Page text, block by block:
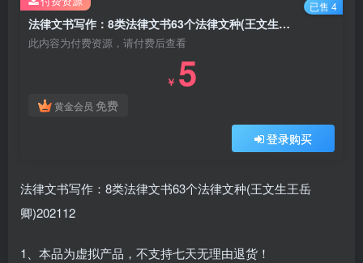
法律文书写作：8类法律文书63个法律文种(王文生王岳卿)202112
此内容为付费资源，请付费后查看
￥ 5
黄金会员 免费
登录购买
已售 4
法律文书写作：8类法律文书63个法律文种(王文生王岳
卿)202112
1、本品为虚拟产品，不支持七天无理由退货！